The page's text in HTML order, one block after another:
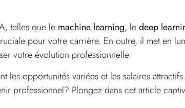
telles que le machine learning, ledeep
pour votre carrière. En outre, il met en
votre évolution professionnelle.
les opportunités variées et les salaires
professionnel? Plongez dans cet article